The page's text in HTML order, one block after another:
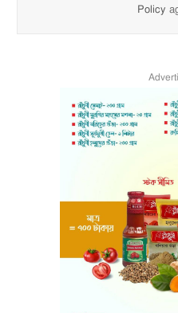
Policy